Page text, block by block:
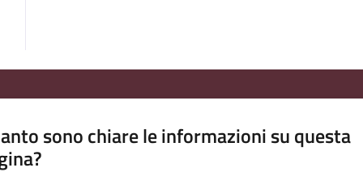
sono chiare le informazioni su questa